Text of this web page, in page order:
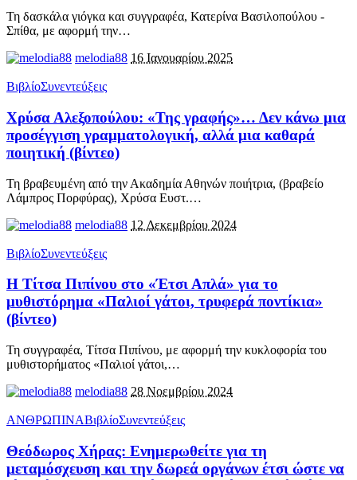
Τη δασκάλα γιόγκα και συγγραφέα, Κατερίνα Βασιλοπούλου -
Σπίθα, με αφορμή την…
melodia88 16 Ιανουαρίου 2025
ΒιβλίοΣυνεντεύξεις
Χρύσα Αλεξοπούλου: «Της γραφής»… Δεν κάνω μια
προσέγγιση γραμματολογική, αλλά μια καθαρά
ποιητική (βίντεο)
Τη βραβευμένη από την Ακαδημία Αθηνών ποιήτρια, (βραβείο
Λάμπρος Πορφύρας), Χρύσα Ευστ.…
melodia88 12 Δεκεμβρίου 2024
ΒιβλίοΣυνεντεύξεις
Η Τίτσα Πιπίνου στο «Έτσι Απλά» για το
μυθιστόρημα «Παλιοί γάτοι, τρυφερά ποντίκια»
(βίντεο)
Τη συγγραφέα, Τίτσα Πιπίνου, με αφορμή την κυκλοφορία του
μυθιστορήματος «Παλιοί γάτοι,…
melodia88 28 Νοεμβρίου 2024
ΑΝΘΡΩΠΙΝΑΒιβλίοΣυνεντεύξεις
Θεόδωρος Χήρας: Ενημερωθείτε για τη
μεταμόσχευση και την δωρεά οργάνων έτσι ώστε να